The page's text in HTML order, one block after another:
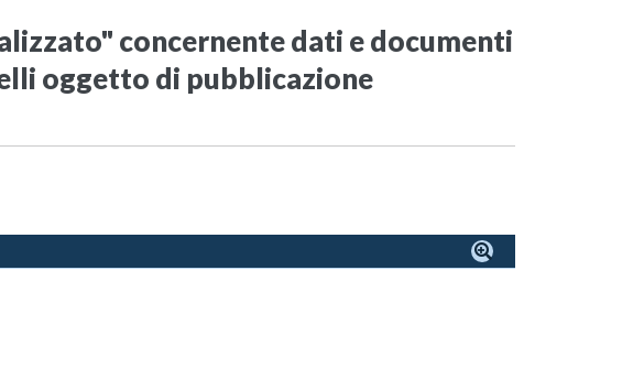
concernente dati e documenti
oggetto di pubblicazione